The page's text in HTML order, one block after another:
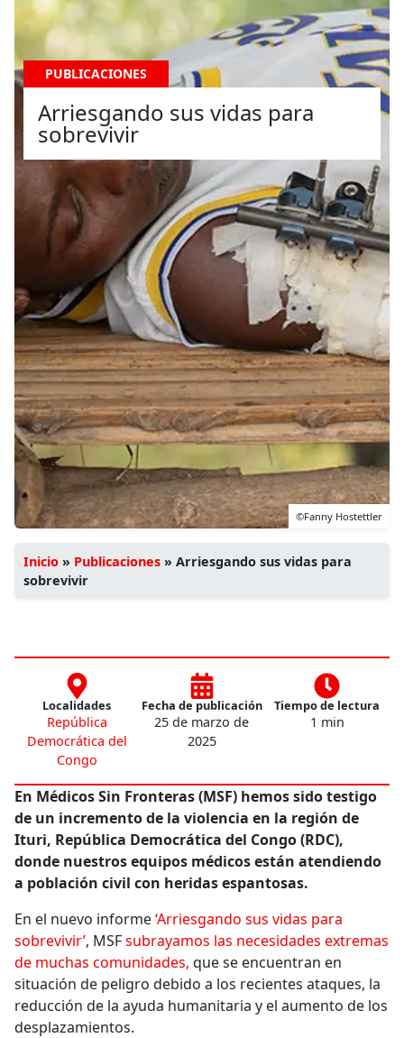
PUBLICACIONES
Arriesgando sus vidas para
sobrevivir
©Fanny Hostettler
Inicio » Publicaciones » Arriesgando sus vidas para
sobrevivir
Localidades
República
Democrática del
Congo
Fecha de publicación
25 de marzo de
2025
Tiempo de lectura
1 min
En Médicos Sin Fronteras (MSF) hemos sido testigo
de un incremento de la violencia en la región de
Ituri, República Democrática del Congo (RDC),
donde nuestros equipos médicos están atendiendo
a población civil con heridas espantosas.
En el nuevo informe‘Arriesgando sus vidas para
sobrevivir’, MSFsubrayamos las necesidades extremas
de muchas comunidades, que se encuentran en
situación de peligro debido a los recientes ataques, la
reducción de la ayuda humanitaria y el aumento de los
desplazamientos.